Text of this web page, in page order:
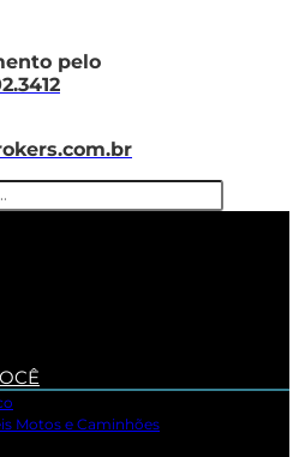
pelo
Motos e Caminhões